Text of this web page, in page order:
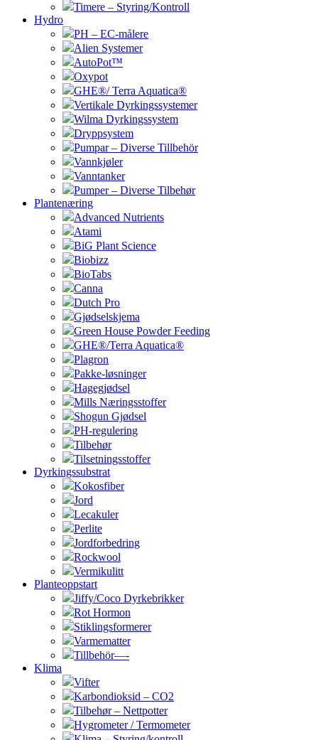
Timere – Styring/Kontroll
Hydro
PH – EC-målere
Alien Systemer
AutoPot™
Oxypot
GHE®/ Terra Aquatica®
Vertikale Dyrkingssystemer
Wilma Dyrkingssystem
Dryppsystem
Pumpar – Diverse Tillbehör
Vannkjøler
Vanntanker
Pumper – Diverse Tilbehør
Plantenæring
Advanced Nutrients
Atami
BiG Plant Science
Biobizz
BioTabs
Canna
Dutch Pro
Gjødselskjema
Green House Powder Feeding
GHE®/Terra Aquatica®
Plagron
Pakke-løsninger
Hagegjødsel
Mills Næringsstoffer
Shogun Gjødsel
PH-regulering
Tilbehør
Tilsetningsstoffer
Dyrkingssubstrat
Kokosfiber
Jord
Lecakuler
Perlite
Jordforbedring
Rockwool
Vermikulitt
Planteoppstart
Jiffy/Coco Dyrkebrikker
Rot Hormon
Stiklingsformerer
Varmematter
Tillbehör—-
Klima
Vifter
Karbondioksid – CO2
Tilbehør – Nettpotter
Hygrometer / Termometer